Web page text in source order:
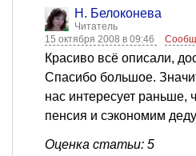
Н. Белоконева
Читатель
15 октября 2008 в 09:46
Красиво всё описали,
Спасибо большое.
нас интересует раньше,
пенсия и сэкономим
Оценка статьи: 5